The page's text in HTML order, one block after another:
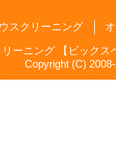
スクリーニング
ーニング 【ビック
Copyright (C)